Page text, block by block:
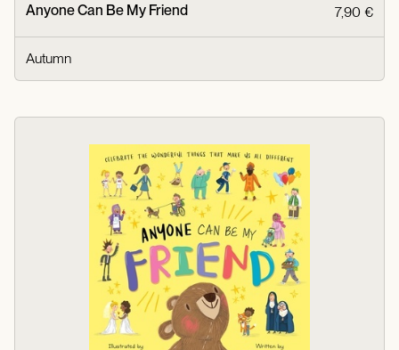
Anyone Can Be My Friend 7,90 €
Autumn